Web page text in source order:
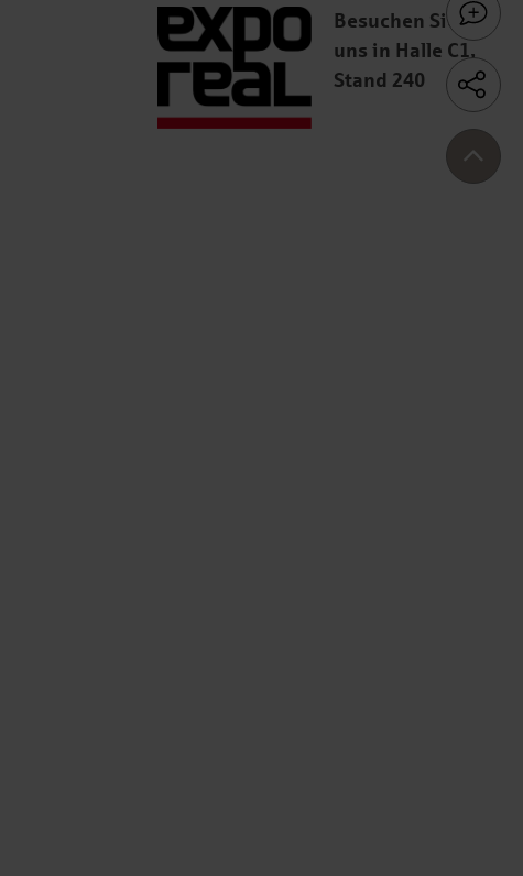
Besuchen Sie
uns in Halle C1,
Stand 240